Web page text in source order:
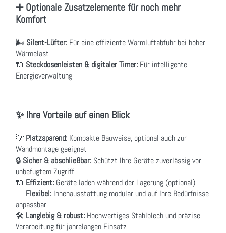
➕ Optionale Zusatzelemente für noch mehr
Komfort
🌬 Silent-Lüfter: Für eine effiziente Warmluftabfuhr bei hoher
Wärmelast
🔌 Steckdosenleisten & digitaler Timer: Für intelligente
Energieverwaltung
✨ Ihre Vorteile auf einen Blick
💡 Platzsparend: Kompakte Bauweise, optional auch zur
Wandmontage geeignet
🔒 Sicher & abschließbar: Schützt Ihre Geräte zuverlässig vor
unbefugtem Zugriff
🔌 Effizient: Geräte laden während der Lagerung (optional)
📏 Flexibel: Innenausstattung modular und auf Ihre Bedürfnisse
anpassbar
🛠 Langlebig & robust: Hochwertiges Stahlblech und präzise
Verarbeitung für jahrelangen Einsatz